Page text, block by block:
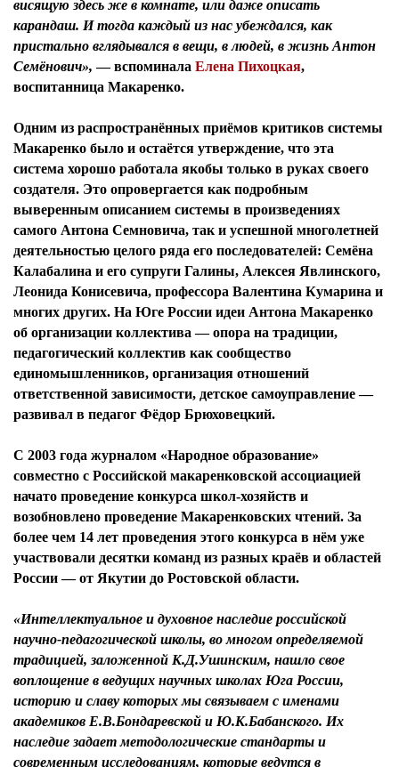
висящую здесь же в комнате, или даже описать
карандаш. И тогда каждый из нас убеждался, как
пристально вглядывался в вещи, в людей, в жизнь Антон
Семёнович»,— вспоминала Елена Пихоцкая,
воспитанница Макаренко.
Одним из распространённых приёмов критиков системы
Макаренко было и остаётся утверждение, что эта
система хорошо работала якобы только в руках своего
создателя. Это опровергается как подробным
выверенным описанием системы в произведениях
самого Антона Семновича, так и успешной многолетней
деятельностью целого ряда его последователей: Семёна
Калабалина и его супруги Галины, Алексея Явлинского,
Леонида Конисевича, профессора Валентина Кумарина и
многих других. На Юге России идеи Антона Макаренко
об организации коллектива — опора на традиции,
педагогический коллектив как сообщество
единомышленников, организация отношений
ответственной зависимости, детское самоуправление —
развивал в педагог Фёдор Брюховецкий.
С 2003 года журналом «Народное образование»
совместно с Российской макаренковской ассоциацией
начато проведение конкурса школ-хозяйств и
возобновлено проведение Макаренковских чтений. За
более чем 14 лет проведения этого конкурса в нём уже
участвовали десятки команд из разных краёв и областей
России — от Якутии до Ростовской области.
«Интеллектуальное и духовное наследие российской
научно-педагогической школы, во многом определяемой
традицией, заложенной К.Д.Ушинским, нашло свое
воплощение в ведущих научных школах Юга России,
историю и славу которых мы связываем с именами
академиков Е.В.Бондаревской и Ю.К.Бабанского. Их
наследие задает методологические стандарты и
современным исследованиям, которые ведутся в
защиты информации*
Я согласен с политикой конфиденциальности и
защиты информации*